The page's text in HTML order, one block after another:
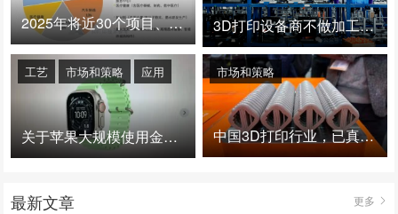
2025年将近30个项目、150亿投资：3D打印真的迎来爆发拐点了吗 3D打印设备商不做加工服务，就成了旁观者！
关于苹果大规模使用金属3D打印的思考
工艺 市场和策略 应用
中国3D打印行业，已真正进入爆发时代！
市场和策略
最新文章 更多